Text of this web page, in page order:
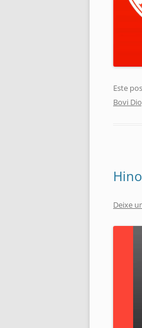
Este
Bovi
Deixe